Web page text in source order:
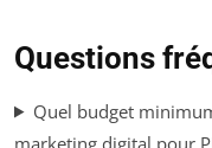
Questions
Quel budget
marketing digital pour